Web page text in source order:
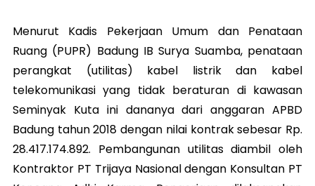
Menurut Kadis Pekerjaan Umum dan Penataan
Ruang (PUPR) Badung IB Surya Suamba, penataan
perangkat (utilitas) kabel listrik dan kabel
telekomunikasi yang tidak beraturan di kawasan
Seminyak Kuta ini dananya dari anggaran APBD
Badung tahun 2018 dengan nilai kontrak sebesar Rp.
28.417.174.892. Pembangunan utilitas diambil oleh
Kontraktor PT Trijaya Nasional dengan Konsultan PT